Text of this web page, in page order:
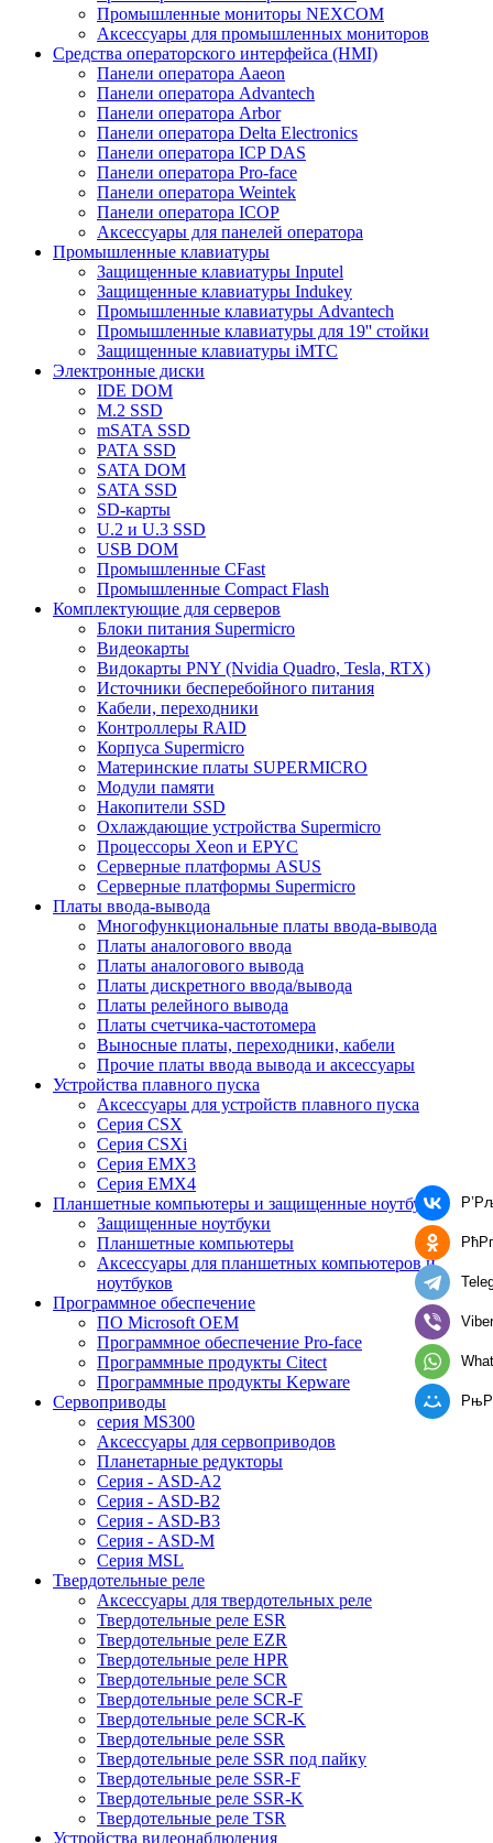
Промышленные мониторы NEXCOM
Аксессуары для промышленных мониторов
Средства операторского интерфейса (HMI)
Панели оператора Aaeon
Панели оператора Advantech
Панели оператора Arbor
Панели оператора Delta Electronics
Панели оператора ICP DAS
Панели оператора Pro-face
Панели оператора Weintek
Панели оператора ICOP
Аксессуары для панелей оператора
Промышленные клавиатуры
Защищенные клавиатуры Inputel
Защищенные клавиатуры Indukey
Промышленные клавиатуры Advantech
Промышленные клавиатуры для 19'' стойки
Защищенные клавиатуры iMTC
Электронные диски
IDE DOM
M.2 SSD
mSATA SSD
PATA SSD
SATA DOM
SATA SSD
SD-карты
U.2 и U.3 SSD
USB DOM
Промышленные CFast
Промышленные Compact Flash
Комплектующие для серверов
Блоки питания Supermicro
Видеокарты
Видокарты PNY (Nvidia Quadro, Tesla, RTX)
Источники бесперебойного питания
Кабели, переходники
Контроллеры RAID
Корпуса Supermicro
Материнские платы SUPERMICRO
Модули памяти
Накопители SSD
Охлаждающие устройства Supermicro
Процессоры Xeon и EPYC
Серверные платформы ASUS
Серверные платформы Supermicro
Платы ввода-вывода
Многофункциональные платы ввода-вывода
Платы аналогового ввода
Платы аналогового вывода
Платы дискретного ввода/вывода
Платы релейного вывода
Платы счетчика-частотомера
Выносные платы, переходники, кабели
Прочие платы ввода вывода и аксессуары
Устройства плавного пуска
Аксессуары для устройств плавного пуска
Серия CSX
Серия CSXi
Серия EMX3
Серия EMX4
Планшетные компьютеры и защищенные ноутбуки
Защищенные ноутбуки
Планшетные компьютеры
Аксессуары для планшетных компьютеров и
ноутбуков
Программное обеспечение
ПО Microsoft OEM
Программное обеспечение Pro-face
Программные продукты Citect
Программные продукты Kepware
Сервоприводы
серия MS300
Аксессуары для сервоприводов
Планетарные редукторы
Серия - ASD-A2
Серия - ASD-B2
Серия - ASD-B3
Серия - ASD-M
Серия MSL
Твердотельные реле
Аксессуары для твердотельных реле
Твердотельные реле ESR
Твердотельные реле EZR
Твердотельные реле HPR
Твердотельные реле SCR
Твердотельные реле SCR-F
Твердотельные реле SCR-K
Твердотельные реле SSR
Твердотельные реле SSR под пайку
Твердотельные реле SSR-F
Твердотельные реле SSR-K
Твердотельные реле TSR
Устройства видеонаблюдения
Viber